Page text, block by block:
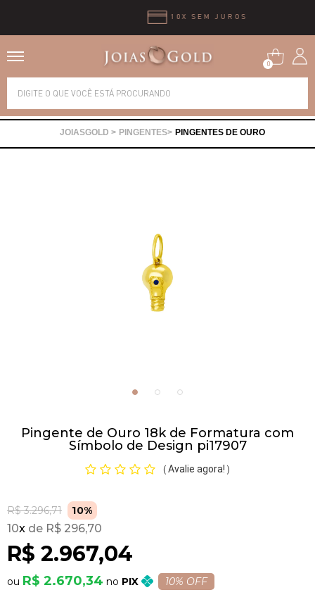
10X SEM JUROS
0
PINGENTES PINGENTES DE OURO
Pingente de Ouro 18k de Formatura com
Símbolo de Design pi17907
( Avalie agora! )
R$ 3.296,71 10%
R$ 2.967,04
10x R$ 296,70
R$ 2.670,34 PIX 10% OFF
Alianças
Pedras Preciosas
OFERTAS